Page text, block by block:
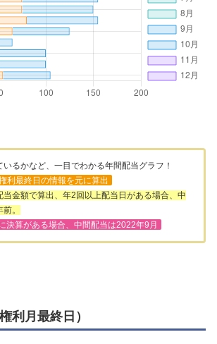
るかなど、一目でわかる年間配当グラフ！
利最終日の情報を元に算出
当金額で算出、年2回以上配当日がある場合、中
。
決算がある場合、中間配当は2022年9月
利月最終日）